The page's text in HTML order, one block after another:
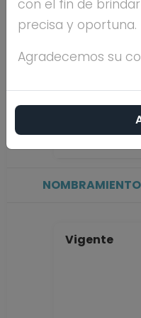
Máximo nivel
Antigüedad
académica
Vigente
con el fin de
precisa y oportuna.
Agradecemos su